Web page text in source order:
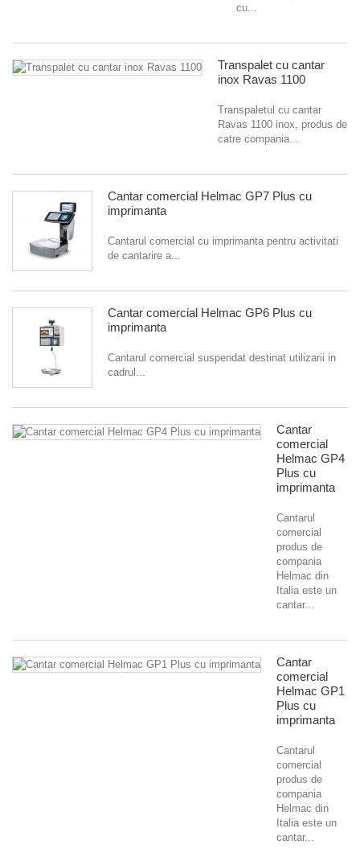
cu...
Transpalet cu cantar
inox Ravas 1100
Transpaletul cu cantar
Ravas 1100 inox, produs de
catre compania...
Cantar comercial Helmac GP7 Plus cu
imprimanta
Cantarul comercial cu imprimanta pentru activitati
de cantarire a...
Cantar comercial Helmac GP6 Plus cu
imprimanta
Cantarul comercial suspendat destinat utilizarii in
cadrul...
Cantar
comercial
Helmac GP4
Plus cu
imprimanta
Cantarul
comercial
produs de
compania
Helmac din
Italia este un
cantar...
Cantar
comercial
Helmac GP1
Plus cu
imprimanta
Cantarul
comercial
produs de
compania
Helmac din
Italia este un
cantar...